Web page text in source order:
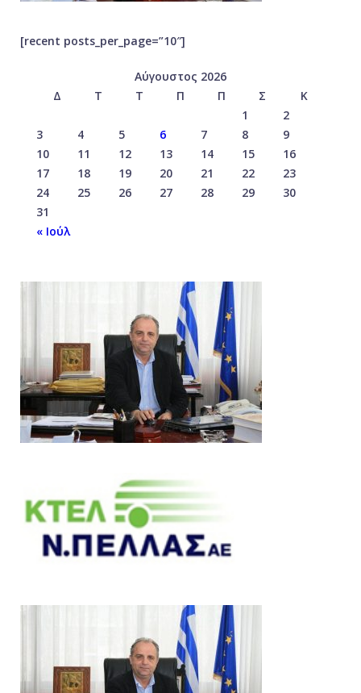
[recent posts_per_page=”10″]
Αύγουστος 2026
Δ
Τ Τ Π Π Σ
Κ
1
2
3
4 5 6 7 8
9
10
11 12 13 14 15
16
17
18 19 20 21 22
23
24
25 26 27 28 29
30
31
« Ιούλ